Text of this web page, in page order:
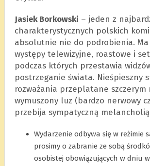
Jasiek Borkowski – jeden z
charakterystycznych polskich
absolutnie nie do podrobienia. Ma
występy telewizyjne, roastowe i
podczas których przestawia
postrzeganie świata. Nieśpieszny
rozważania przeplatane szczerym
wymuszony luz (bardzo nerwowy
przebija sympatyczną
Wydarzenie odbywa się w reżimie
prosimy o zabranie ze sobą
osobistej obowiązujących w dniu